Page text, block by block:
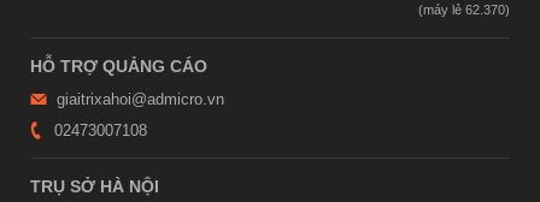
HỖ TRỢ QUẢNG CÁO
giaitrixahoi@admicro.vn
02473007108
TRỤ SỞ HÀ NỘI